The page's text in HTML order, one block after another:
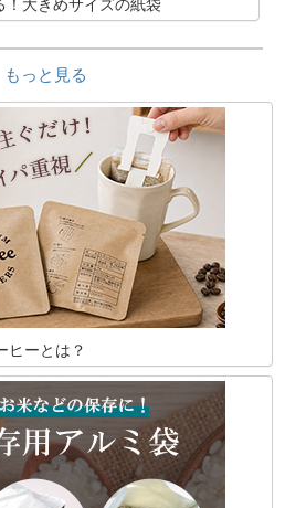
大きめサイズの紙袋
もっと見る
ヒーとは？